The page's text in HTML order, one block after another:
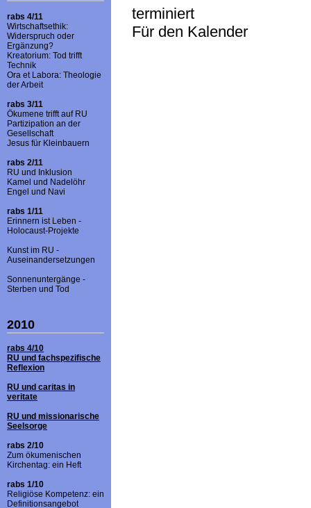
rabs 4/11
Wirtschaftsethik:
Widerspruch oder
Ergänzung?
Kreatorium: Tod trifft
Technik
Ora et Labora: Theologie
der Arbeit
rabs 3/11
Ökumene trifft auf RU
Partizipation an der
Gesellschaft
Jesus für Kleinbauern
rabs 2/11
RU und Inklusion
Kamel und Nadelöhr
Engel und Navi
rabs 1/11
Erinnern ist Leben -
Holocaust-Projekte
Kunst im RU -
Auseinandersetzungen
Sonnenuntergänge -
Sterben und Tod
2010
rabs 4/10
RU und fachspezifische
Reflexion
RU und caritas in
veritate
RU und missionarische
Seelsorge
rabs 2/10
Zum ökumenischen
Kirchentag: ein Heft
rabs 1/10
Religiöse Kompetenz: ein
Definitionsangebot
terminiert
Für den Kalender